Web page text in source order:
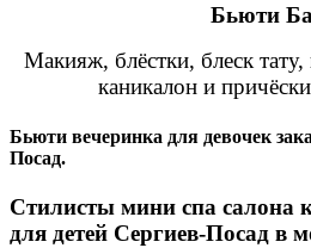
Бьюти
Макияж, блёстки, блеск
каникалон и
Бьюти вечеринка для девочек
Посад.
Стилисты мини спа салона
для детей Сергиев-Посад в